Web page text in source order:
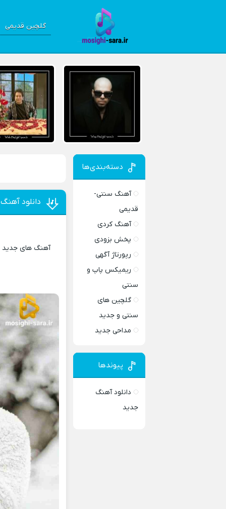
گلچین قدیمی
دانلود
آهنگ های جدید
دسته‌بندی‌ها
آهنگ سنتی-
قدیمی
آهنگ کردی
پخش بزودی
رپورتاژ آگهی
ریمیکس پاپ و
سنتی
گلچین های
سنتی و جدید
مداحی جدید
پیوندها
دانلود آهنگ
جدید